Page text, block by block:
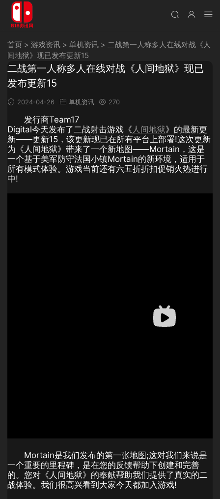
首页 > 游戏资讯 > 单机资讯 > 二战第一人称多人在线对战《人
间地狱》现已发布更新15
二战第一人称多人在线对战《人间地狱》现已
发布更新15
2024-04-26 单机资讯 270
发行商Team17
Digital今天发布了二战射击游戏《 人间地狱》的最新更
新——更新15，该更新现已在所有平台上部署!这次更新
为《人间地狱》带来了一个新地图——Mortain，这是
一个基于美军防守法国小镇Mortain的新环境，适用于
所有模式体验。游戏当前还有六五折折扣促销火热进行
中!
Mortain是我们发布的第一张地图;这对我们来说是
一个重要的里程碑，是在您的反馈帮助下创建和完善
的。您对《人间地狱》的奉献帮助我们提供了真实的二
战体验。我们很高兴看到大家今天都加入游戏!